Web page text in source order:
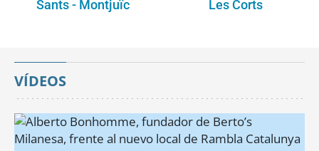
Sants - Montjuïc Les Corts
VÍDEOS